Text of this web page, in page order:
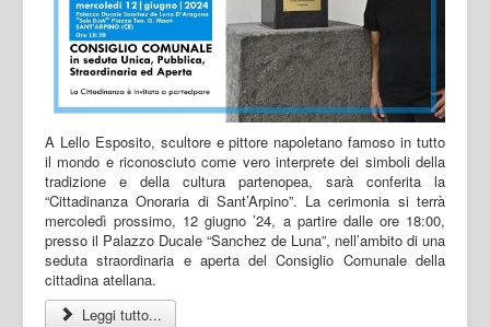
A Lello Esposito, scultore e pittore napoletano famoso in tutto
il mondo e riconosciuto come vero interprete dei simboli della
tradizione e della cultura partenopea, sarà conferita la
“Cittadinanza Onoraria di Sant’Arpino”. La cerimonia si terrà
mercoledì prossimo, 12 giugno ’24, a partire dalle ore 18:00,
presso il Palazzo Ducale “Sanchez de Luna”, nell’ambito di una
seduta straordinaria e aperta del Consiglio Comunale della
cittadina atellana.
Leggi tutto...